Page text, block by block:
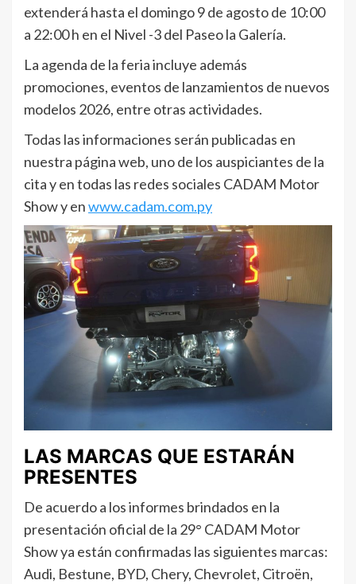
extenderá hasta el domingo 9 de agosto de 10:00
a 22:00 h en el Nivel -3 del Paseo la Galería.
La agenda de la feria incluye además
promociones, eventos de lanzamientos de nuevos
modelos 2026, entre otras actividades.
Todas las informaciones serán publicadas en
nuestra página web, uno de los auspiciantes de la
cita y en todas las redes sociales CADAM Motor
Show y enwww.cadam.com.py
LAS MARCAS QUE ESTARÁN
PRESENTES
De acuerdo a los informes brindados en la
presentación oficial de la 29° CADAM Motor
Show ya están confirmadas las siguientes marcas:
Audi, Bestune, BYD, Chery, Chevrolet, Citroën,